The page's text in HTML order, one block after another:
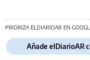
PRIORIZA ELDIARIOAR EN
Añade elDiarioAR